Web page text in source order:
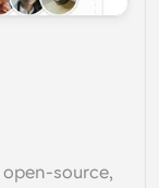
source,